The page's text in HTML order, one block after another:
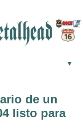
▼
de un
listo para